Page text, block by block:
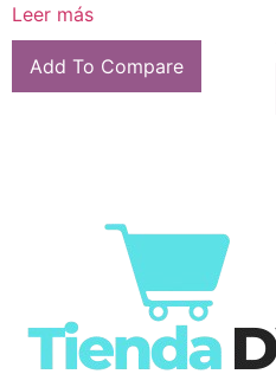
Leer más
Add To Compare